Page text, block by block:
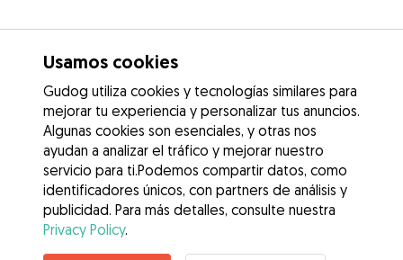
Usamos cookies
Gudog utiliza cookies y tecnologías similares para
mejorar tu experiencia y personalizar tus anuncios.
Algunas cookies son esenciales, y otras nos
ayudan a analizar el tráfico y mejorar nuestro
servicio para ti.Podemos compartir datos, como
identificadores únicos, con partners de análisis y
publicidad. Para más detalles, consulte nuestra
Privacy Policy.